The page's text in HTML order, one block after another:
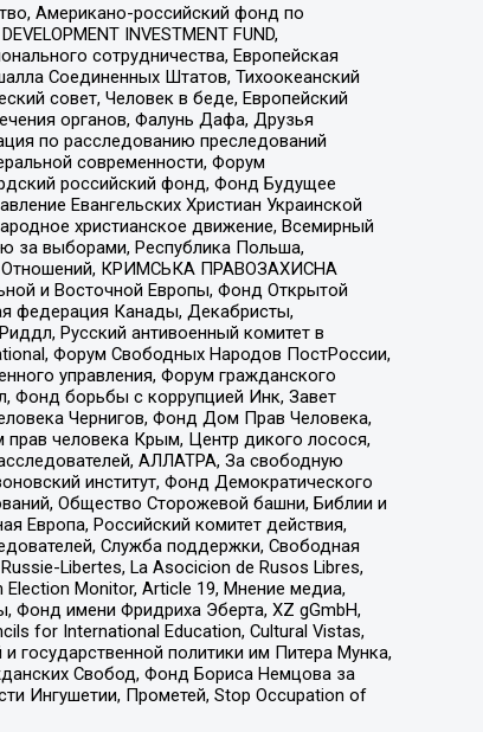
Американо-российский фонд по
INVESTMENT FUND,
сотрудничества, Европейская
Соединенных Штатов, Тихоокеанский
совет, Человек в беде, Европейский
органов, Фалунь Дафа, Друзья
по расследованию преследований
современности, Форум
российский фонд, Фонд Будущее
Евангельских Христиан Украинской
христианское движение, Всемирный
за выборами, Республика Польша,
Отношений, КРИМСЬКА ПРАВОЗАХИСНА
и Восточной Европы, Фонд Открытой
федерация Канады, Декабристы,
Русский антивоенный комитет в
Форум Свободных Народов ПостРоссии,
управления, Форум гражданского
Фонд борьбы с коррупцией Инк, Завет
Чернигов, Фонд Дом Прав Человека,
человека Крым, Центр дикого лосося,
АЛЛАТРА, За свободную
институт, Фонд Демократического
Общество Сторожевой башни, Библии и
Европа, Российский комитет действия,
Служба поддержки, Свободная
Libertes, La Asocicion de Rusos Libres,
Monitor, Article 19, Мнение медиа,
Фонд имени Фридриха Эберта, XZ gGmbH,
for International Education, Cultural Vistas,
политики им Питера Мунка,
Свобод, Фонд Бориса Немцова за
Ингушетии, Прометей, Stop Occupation of